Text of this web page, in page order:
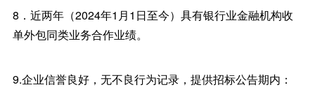
8．近两年（2024年1月1日至今）具有银行业金融机构收
单外包同类业务合作业绩。
9.企业信誉良好，无不良行为记录，提供招标公告期内：